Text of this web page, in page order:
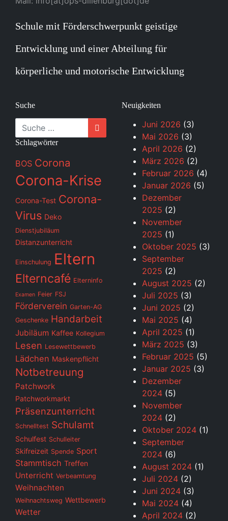
Schule mit Förderschwerpunkt geistige
Entwicklung und einer Abteilung für
körperliche und motorische Entwicklung
Suche
Suche
Schlagwörter
BOS Corona
Corona-Krise
Corona-Test Corona-
Virus Deko
Dienstjubiläum
Distanzunterricht
Einschulung Eltern
Elterncafé Elterninfo
Examen Feier FSJ
Förderverein Garten-AG
Geschenke Handarbeit
Jubiläum Kaffee Kollegium
Lesen Lesewettbewerb
Lädchen Maskenpflicht
Notbetreuung
Patchwork
Patchworkmarkt
Präsenzunterricht
Schnelltest Schulamt
Schulfest Schulleiter
Skifreizeit Spende Sport
Stammtisch Treffen
Unterricht Verbeamtung
Weihnachten
Weihnachtsweg Wettbewerb
Wetter
Neuigkeiten
Juni 2026 (3)
Mai 2026 (3)
April 2026 (2)
März 2026 (2)
Februar 2026 (4)
Januar 2026 (5)
Dezember
2025 (2)
November
2025 (1)
Oktober 2025 (3)
September
2025 (2)
August 2025 (2)
Juli 2025 (3)
Juni 2025 (2)
Mai 2025 (4)
April 2025 (1)
März 2025 (3)
Februar 2025 (5)
Januar 2025 (3)
Dezember
2024 (5)
November
2024 (2)
Oktober 2024 (1)
September
2024 (6)
August 2024 (1)
Juli 2024 (2)
Juni 2024 (3)
Mai 2024 (4)
April 2024 (2)